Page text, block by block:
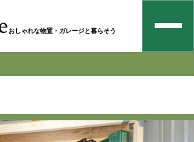
おしゃれな物置・ガレージと暮らそう